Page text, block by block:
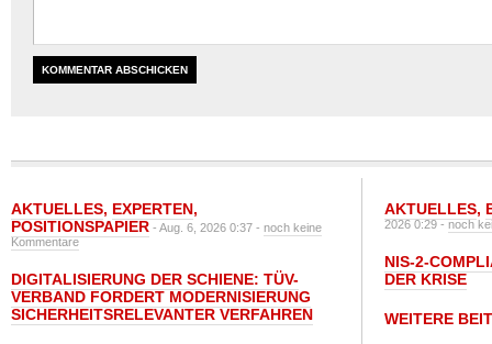
AKTUELLES, EXPERTEN,
POSITIONSPAPIER - Aug. 6, 2026 0:37 - noch keine
Kommentare
DIGITALISIERUNG DER SCHIENE: TÜV-
VERBAND FORDERT MODERNISIERUNG
SICHERHEITSRELEVANTER VERFAHREN
AKTUELLES,
2026 0:29 -noch
NIS-2-
DER KRISE
WEITERE